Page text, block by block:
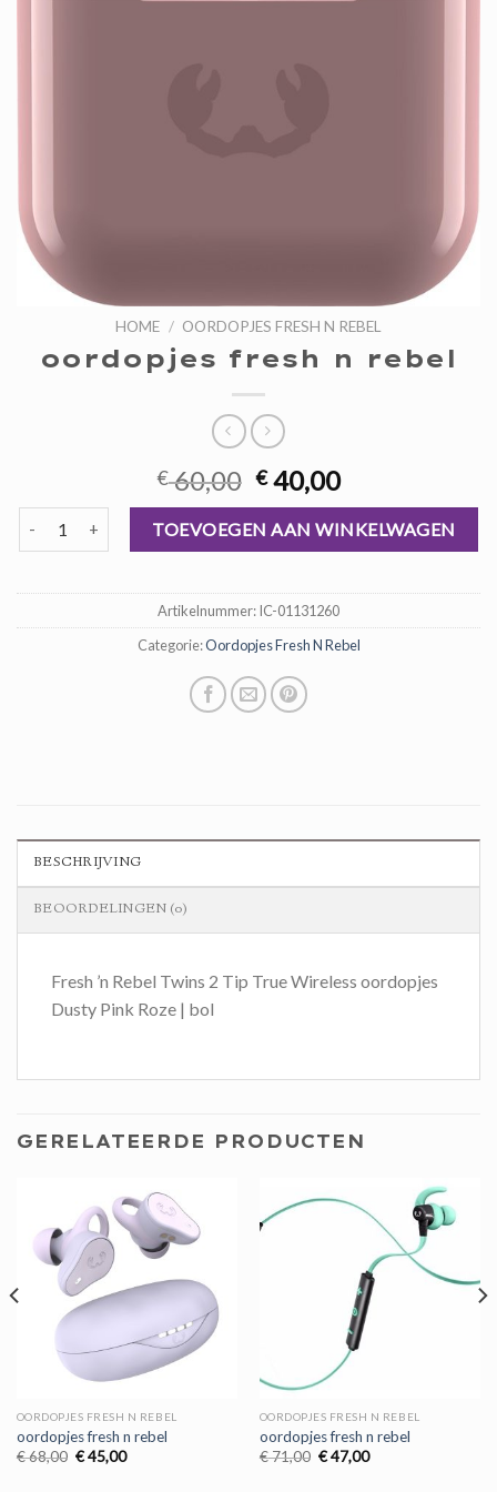
HOME / OORDOPJES FRESH N REBEL
oordopjes fresh n rebel
€60,00 Oorspronkelijke
prijs
was:
€ 60,00.
€40,00Huidige
prijs
is:
€ 40,00.
oordopjes fresh n rebel aantalTOEVOEGEN AAN WINKELWAGEN
Artikelnummer:IC-01131260
Categorie:Oordopjes Fresh N Rebel
BESCHRIJVING
BEOORDELINGEN (0)
Fresh ’n Rebel Twins 2 Tip True Wireless oordopjes
Dusty Pink Roze | bol
GERELATEERDE PRODUCTEN
OORDOPJES FRESH N REBEL
oordopjes fresh n rebel
€68,00 Oorspronkelijke
€45,00Huidige
OORDOPJES FRESH N REBEL
oordopjes fresh n rebel
€71,00 Oorspronkelijke
€47,00Huidige